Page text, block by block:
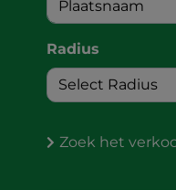
Radius
Zoek het